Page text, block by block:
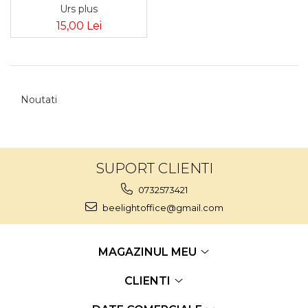
Urs plus
15,00 Lei
Noutati
SUPORT CLIENTI
0732573421
beelightoffice@gmail.com
MAGAZINUL MEU
CLIENTI